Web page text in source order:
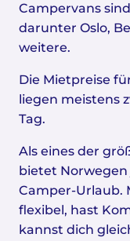
Campervans
darunter Oslo,
weitere.
Die Mietpreise
liegen meistens
Tag.
Als eines der
bietet
Camper-Urlaub.
flexibel, hast
kannst dich